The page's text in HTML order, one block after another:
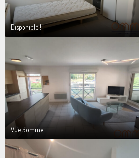
Disponible !
Vue Somme